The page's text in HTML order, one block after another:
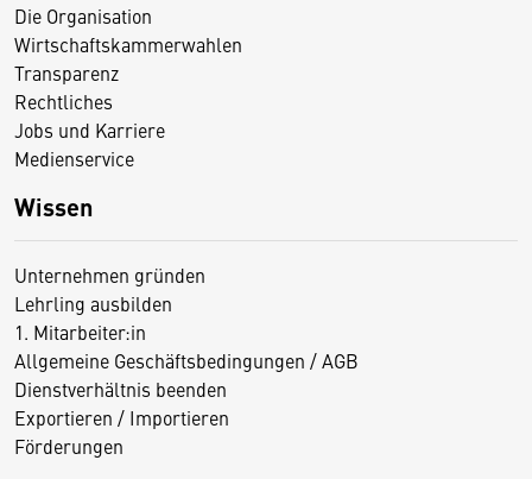
Die Organisation
Wirtschaftskammerwahlen
Transparenz
Rechtliches
Jobs und Karriere
Medienservice
Wissen
Unternehmen gründen
Lehrling ausbilden
1. Mitarbeiter:in
Allgemeine Geschäftsbedingungen / AGB
Dienstverhältnis beenden
Exportieren / Importieren
Förderungen